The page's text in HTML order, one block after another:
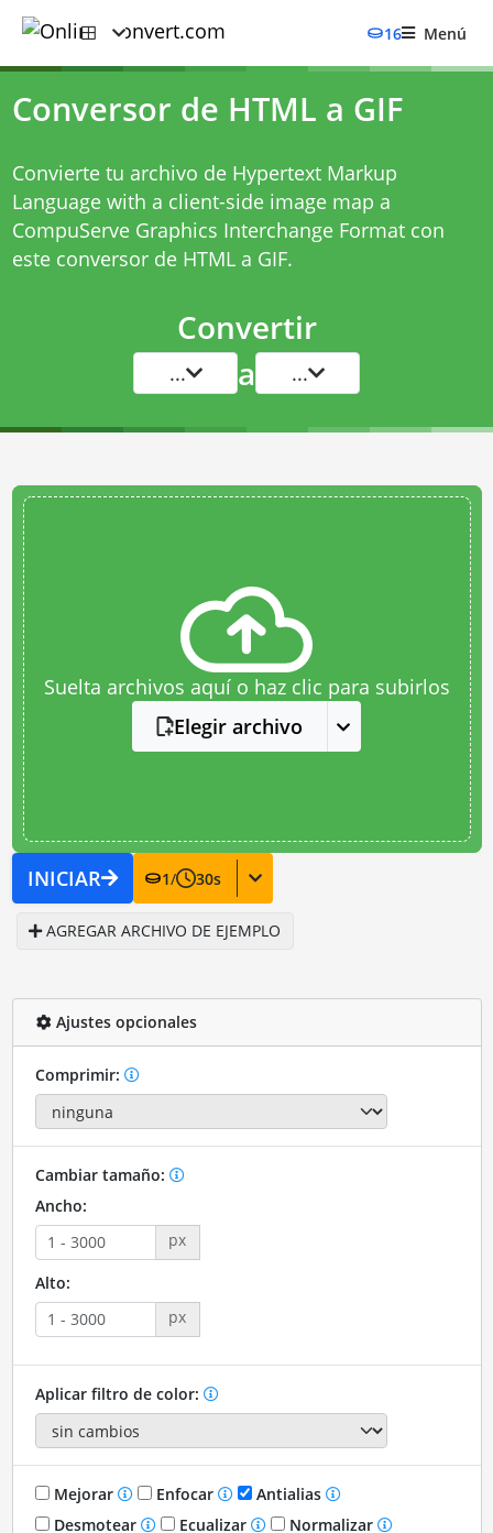
16 Menú
Conversor de HTML a GIF
Convierte tu archivo de Hypertext Markup
Language with a client-side image map a
CompuServe Graphics Interchange Format con
este conversor de HTML a GIF.
Convertir
... a ...
Suelta archivos aquí o haz clic para subirlos
Elegir archivo
INICIAR 1/ 30s
AGREGAR ARCHIVO DE EJEMPLO
Ajustes opcionales
Comprimir:
Cambiar tamaño:
Ancho:
px
Alto:
px
Aplicar filtro de color:
Mejorar Enfocar
Antialias
Desmotear
Ecualizar
Normalizar